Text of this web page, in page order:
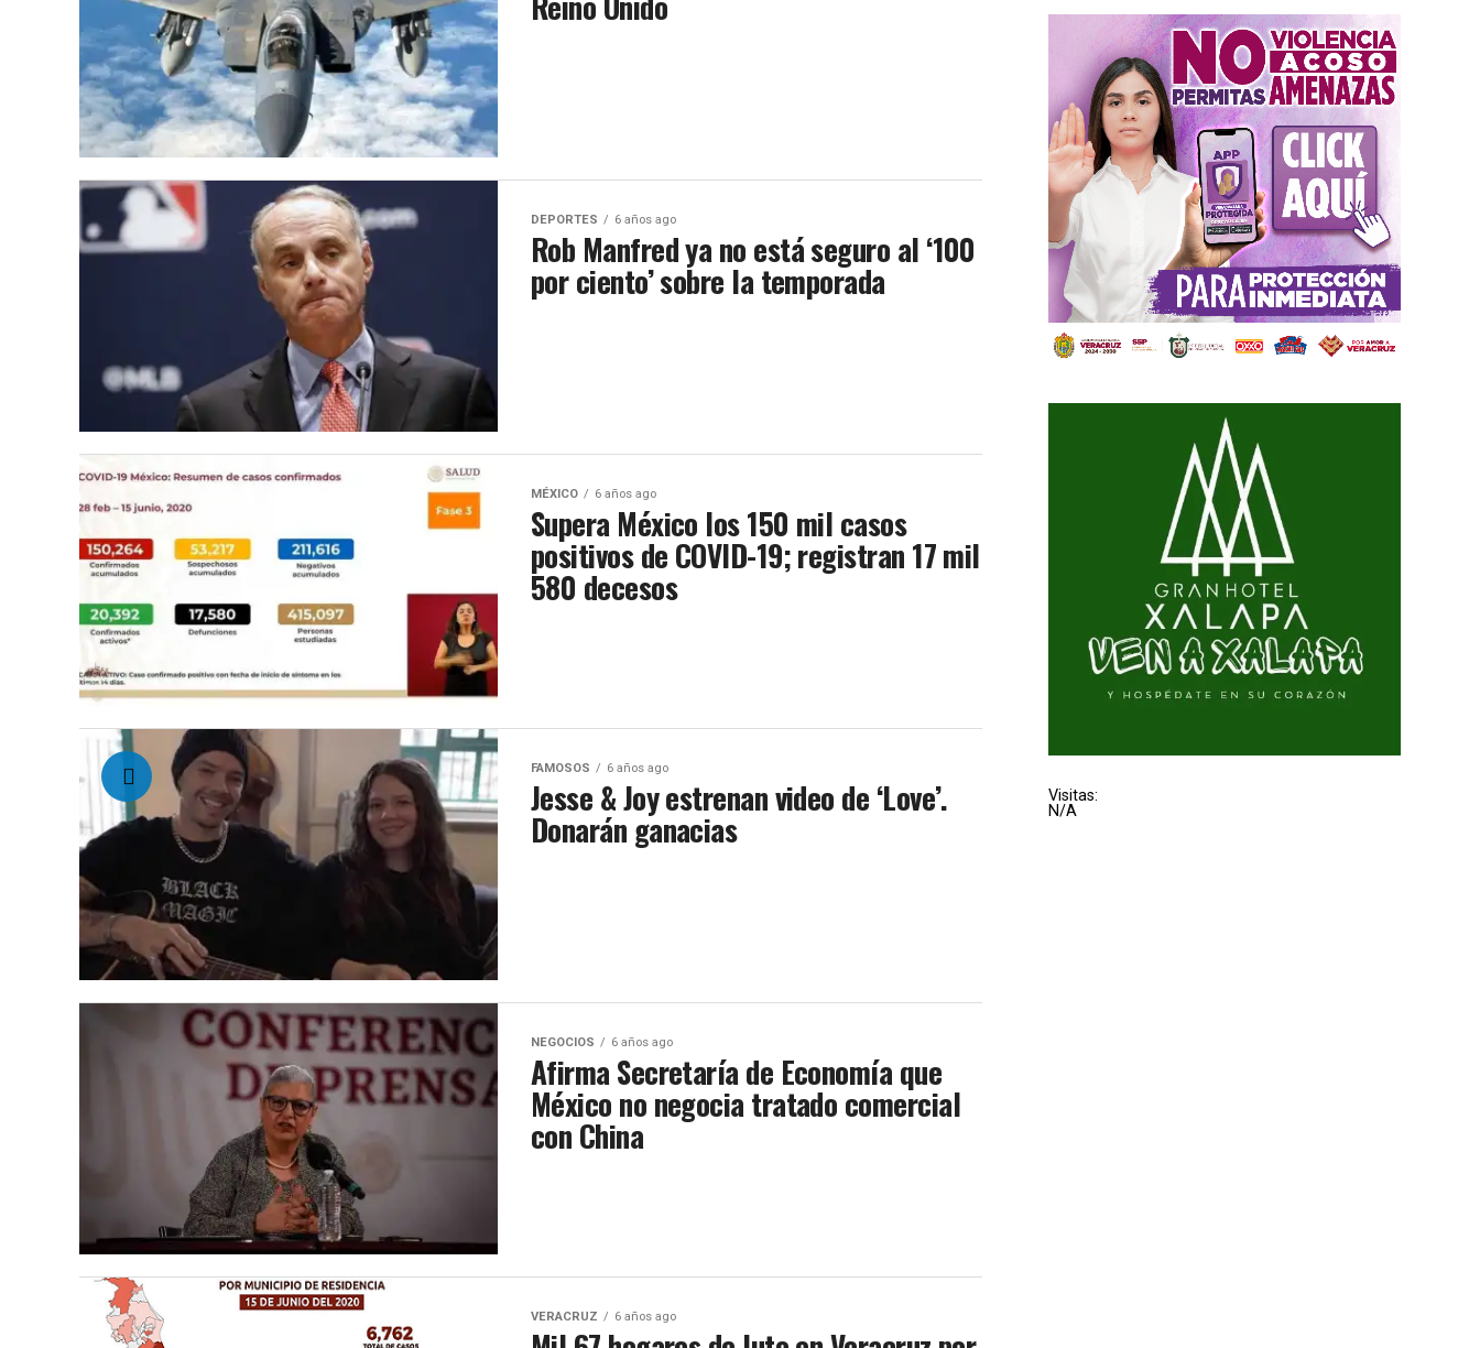
DEPORTES 6 años ago
Rob Manfred ya no está seguro al ‘100
por ciento’ sobre la temporada
MÉXICO 6 años ago
Supera México los 150 mil casos
positivos de COVID-19; registran 17 mil
580 decesos
FAMOSOS 6 años ago
Jesse & Joy estrenan video de ‘Love’.
Donarán ganacias
NEGOCIOS 6 años ago
Afirma Secretaría de Economía que
México no negocia tratado comercial
con China
VERACRUZ 6 años ago
Visitas:
N/A